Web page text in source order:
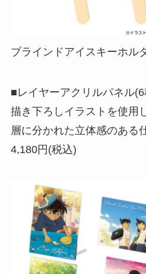
ブラインドアイスキーホル
■レイヤーアクリルパネル(6
描き下ろしイラストを使用
層に分かれた立体感のある
4,180円(税込)